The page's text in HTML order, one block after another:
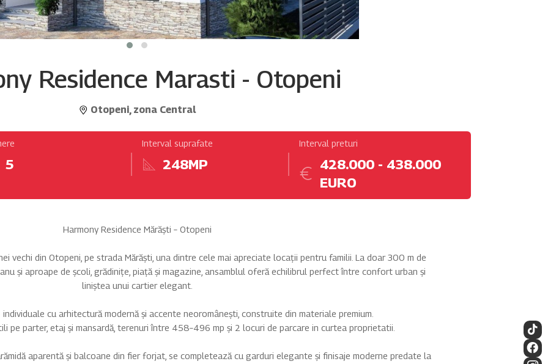
Residence Marasti - Otopeni
Otopeni, zona Central
5
Interval suprafate
248MP
Interval preturi
428.000 - 438.000
EURO
Harmony Residence Mărăști – Otopeni
vechi din Otopeni, pe strada Mărăști, una dintre cele mai apreciate locații pentru familii. La doar 300 m de
și aproape de școli, grădinițe, piață și magazine, ansamblul oferă echilibrul perfect între confort urban și
liniștea unui cartier elegant.
cu arhitectură modernă și accente neoromânești, construite din materiale premium.
pe parter, etaj și mansardă, terenuri între 458–496 mp și 2 locuri de parcare in curtea proprietatii.
aparentă și balcoane din fier forjat, se completează cu garduri elegante și finisaje moderne predate la